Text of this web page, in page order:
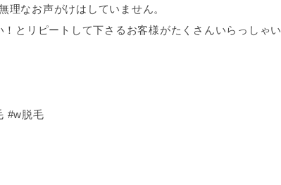
なお声がけはしていません。
とリピートして下さるお客様がたくさんいらっしゃい
#w脱毛